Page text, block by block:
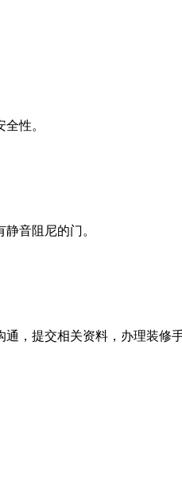
性。
音阻尼的门。
，提交相关资料，办理装修